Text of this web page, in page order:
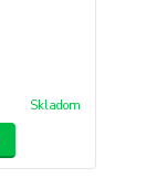
Skladom